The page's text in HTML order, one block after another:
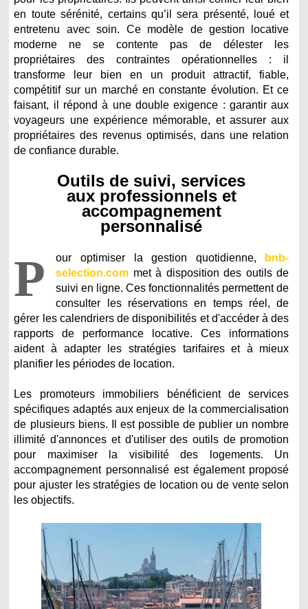
en toute sérénité, certains qu’il sera présenté, loué et
entretenu avec soin. Ce modèle de gestion locative
moderne ne se contente pas de délester les
propriétaires des contraintes opérationnelles : il
transforme leur bien en un produit attractif, fiable,
compétitif sur un marché en constante évolution. Et ce
faisant, il répond à une double exigence : garantir aux
voyageurs une expérience mémorable, et assurer aux
propriétaires des revenus optimisés, dans une relation
de confiance durable.
Outils de suivi, services
aux professionnels et
accompagnement
personnalisé
P our optimiser la gestion quotidienne,
bnb-
selection.com met à disposition des outils de
suivi en ligne. Ces fonctionnalités permettent de
consulter les réservations en temps réel, de
gérer les calendriers de disponibilités et d'accéder à des
rapports de performance locative. Ces informations
aident à adapter les stratégies tarifaires et à mieux
planifier les périodes de location.
Les promoteurs immobiliers bénéficient de services
spécifiques adaptés aux enjeux de la commercialisation
de plusieurs biens. Il est possible de publier un nombre
illimité d'annonces et d'utiliser des outils de promotion
pour maximiser la visibilité des logements. Un
accompagnement personnalisé est également proposé
pour ajuster les stratégies de location ou de vente selon
les objectifs.